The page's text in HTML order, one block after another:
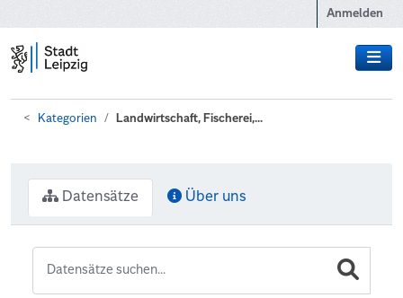
Anmelden
Kategorien Landwirtschaft, Fischerei,...
Datensätze Über uns